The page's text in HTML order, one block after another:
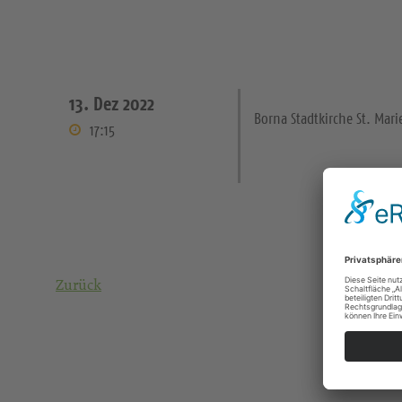
13. Dez 2022
17:15
Borna Stadtkirche St.
Zurück